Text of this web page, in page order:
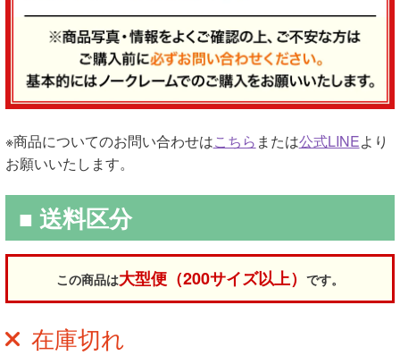
※商品についてのお問い合わせはこちら または公式LINEより
お願いいたします。
■ 送料区分
この商品は大型便（200サイズ以上） です。
在庫切れ